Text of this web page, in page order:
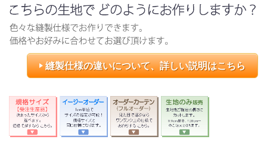
縫製仕様の違いについて、詳しい説明はこちら